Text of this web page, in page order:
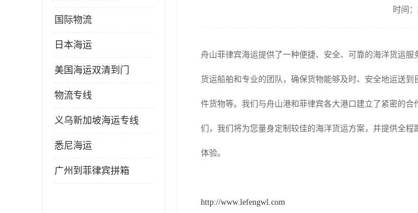
国际物流
日本海运
美国海运双清到门
物流专线
义乌新加坡海运专线
悉尼海运
广州到菲律宾拼箱
时间
舟山菲律宾海运提供了一种便捷、安全、可靠的海洋货运
货运船舶和专业的团队，确保货物能够及时、安全地运送
件货物等。我们与舟山港和菲律宾各大港口建立了紧密的
们，我们将为您量身定制较佳的海洋货运方案，并提供全
体验。
http://www.lefengwl.com